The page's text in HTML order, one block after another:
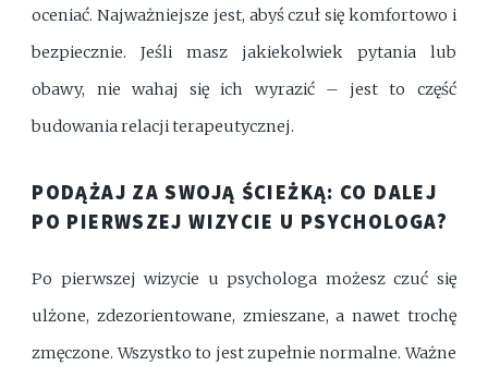
oceniać. Najważniejsze jest, abyś czuł się komfortowo i
bezpiecznie. Jeśli masz jakiekolwiek pytania lub
obawy, nie wahaj się ich wyrazić – jest to część
budowania relacji terapeutycznej.
PODĄŻAJ ZA SWOJĄ ŚCIEŻKĄ: CO DALEJ
PO PIERWSZEJ WIZYCIE U PSYCHOLOGA?
Po pierwszej wizycie u psychologa możesz czuć się
ulżone, zdezorientowane, zmieszane, a nawet trochę
zmęczone. Wszystko to jest zupełnie normalne. Ważne